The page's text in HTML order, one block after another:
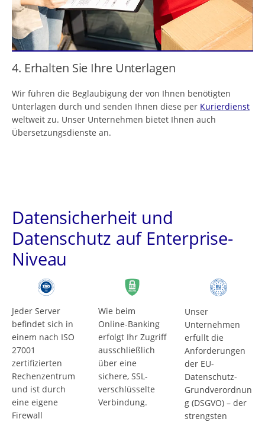
4. Erhalten Sie Ihre Unterlagen
Wir führen die Beglaubigung der von Ihnen benötigten
Unterlagen durch und senden Ihnen diese per Kurierdienst
weltweit zu. Unser Unternehmen bietet Ihnen auch
Übersetzungsdienste an.
Datensicherheit und
Datenschutz auf Enterprise-
Niveau
Jeder Server
befindet sich in
einem nach ISO
27001
zertifizierten
Rechenzentrum
und ist durch
eine eigene
Firewall
Wie beim
Online-Banking
erfolgt Ihr Zugriff
ausschließlich
über eine
sichere, SSL-
verschlüsselte
Verbindung.
Unser
Unternehmen
erfüllt die
Anforderungen
der EU-
Datenschutz-
Grundverordnun
g (DSGVO) – der
strengsten